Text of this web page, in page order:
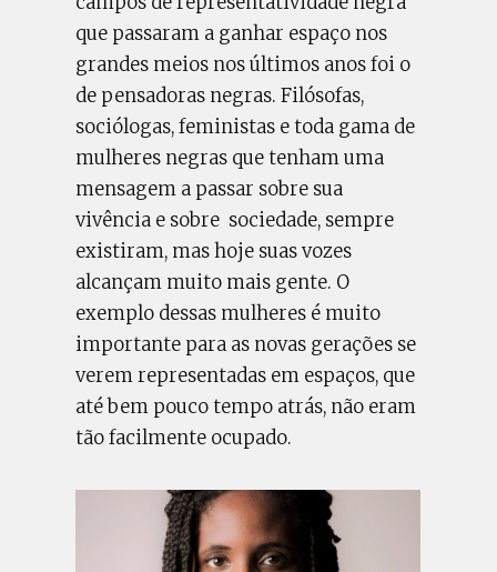
que passaram a ganhar espaço nos
grandes meios nos últimos anos foi o
de pensadoras negras. Filósofas,
sociólogas, feministas e toda gama de
mulheres negras que tenham uma
mensagem a passar sobre sua
vivência e sobre sociedade, sempre
existiram, mas hoje suas vozes
alcançam muito mais gente. O
exemplo dessas mulheres é muito
importante para as novas gerações se
verem representadas em espaços, que
até bem pouco tempo atrás, não eram
tão facilmente ocupado.